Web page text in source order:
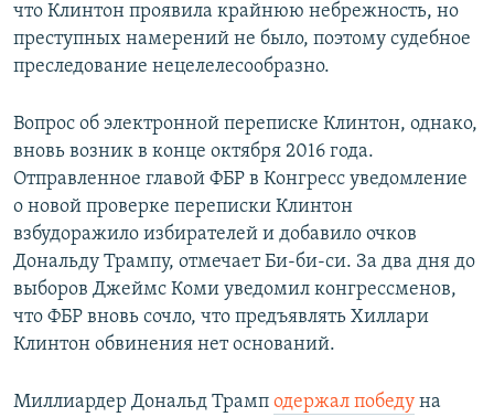
что Клинтон проявила крайнюю небрежность, но
преступных намерений не было, поэтому судебное
преследование нецелелесообразно.
Вопрос об электронной переписке Клинтон, однако,
вновь возник в конце октября 2016 года.
Отправленное главой ФБР в Конгресс уведомление
о новой проверке переписки Клинтон
взбудоражило избирателей и добавило очков
Дональду Трампу, отмечает Би-би-си. За два дня до
выборов Джеймс Коми уведомил конгрессменов,
что ФБР вновь сочло, что предъявлять Хиллари
Клинтон обвинения нет оснований.
Миллиардер Дональд Трамп одержал победу на